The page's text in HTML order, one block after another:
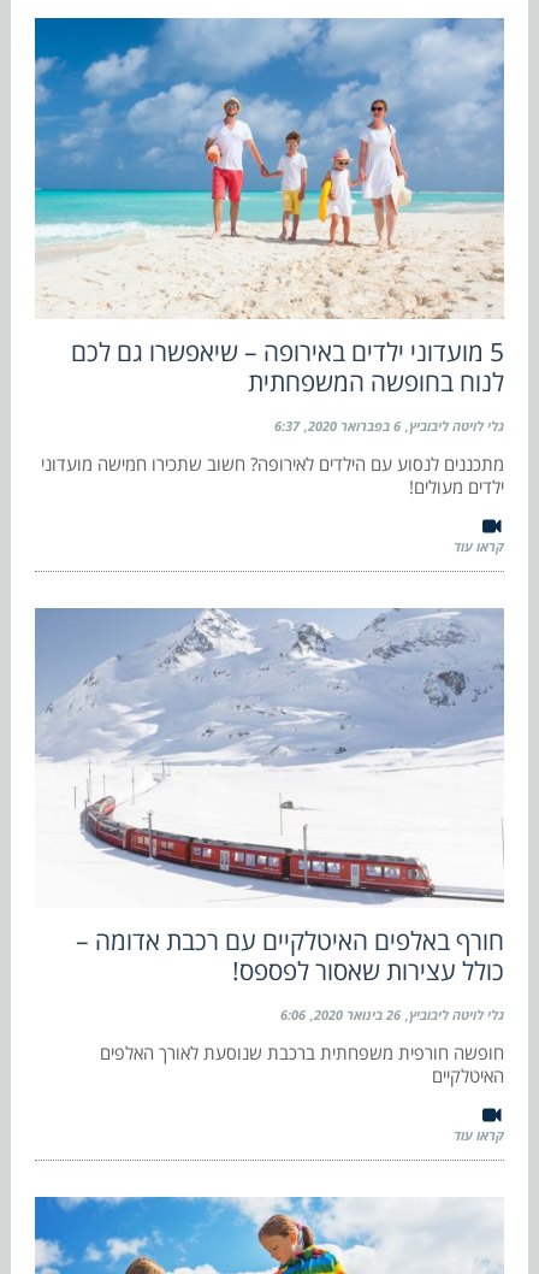
5 מועדוני ילדים באירופה – שיאפשרו גם לכם
לנוח בחופשה המשפחתית
גלי לויטה ליבוביץ 6 בפברואר 2020 6:37
מתכננים לנסוע עם הילדים לאירופה? חשוב שתכירו חמישה מועדוני
ילדים מעולים!
קראו עוד
חורף באלפים האיטלקיים עם רכבת אדומה –
כולל עצירות שאסור לפספס!
גלי לויטה ליבוביץ 26 בינואר 2020 6:06
חופשה חורפית משפחתית ברכבת שנוסעת לאורך האלפים
האיטלקיים
קראו עוד